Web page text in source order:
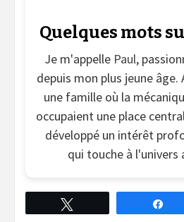
Quelques mots
Je m'appelle Paul,
depuis mon plus jeune âge.
une famille où la
occupaient une place
développé un intérêt
qui touche à l'univers